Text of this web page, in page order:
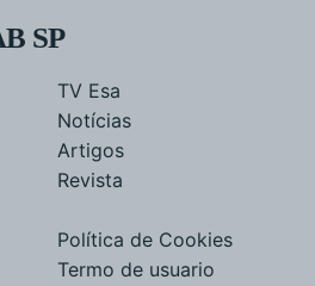
SP
TV Esa
Notícias
Artigos
Revista
Política de Cookies
Termo de usuario